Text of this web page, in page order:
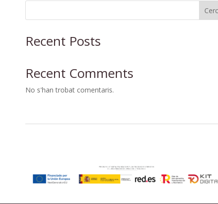
Recent Posts
Recent Comments
No s'han trobat comentaris.